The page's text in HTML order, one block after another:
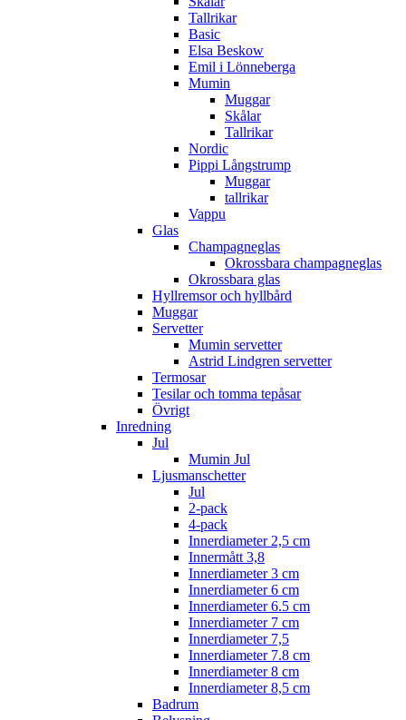
Tallrikar
Basic
Elsa Beskow
Emil i Lönneberga
Mumin
Muggar
Skålar
Tallrikar
Nordic
Pippi Långstrump
Muggar
tallrikar
Vappu
Glas
Champagneglas
Okrossbara champagneglas
Okrossbara glas
Hyllremsor och hyllbård
Muggar
Servetter
Mumin servetter
Astrid Lindgren servetter
Termosar
Tesilar och tomma tepåsar
Övrigt
Inredning
Jul
Mumin Jul
Ljusmanschetter
Jul
2-pack
4-pack
Innerdiameter 2,5 cm
Innermått 3,8
Innerdiameter 3 cm
Innerdiameter 6 cm
Innerdiameter 6.5 cm
Innerdiameter 7 cm
Innerdiameter 7,5
Innerdiameter 7.8 cm
Innerdiameter 8 cm
Innerdiameter 8,5 cm
Badrum